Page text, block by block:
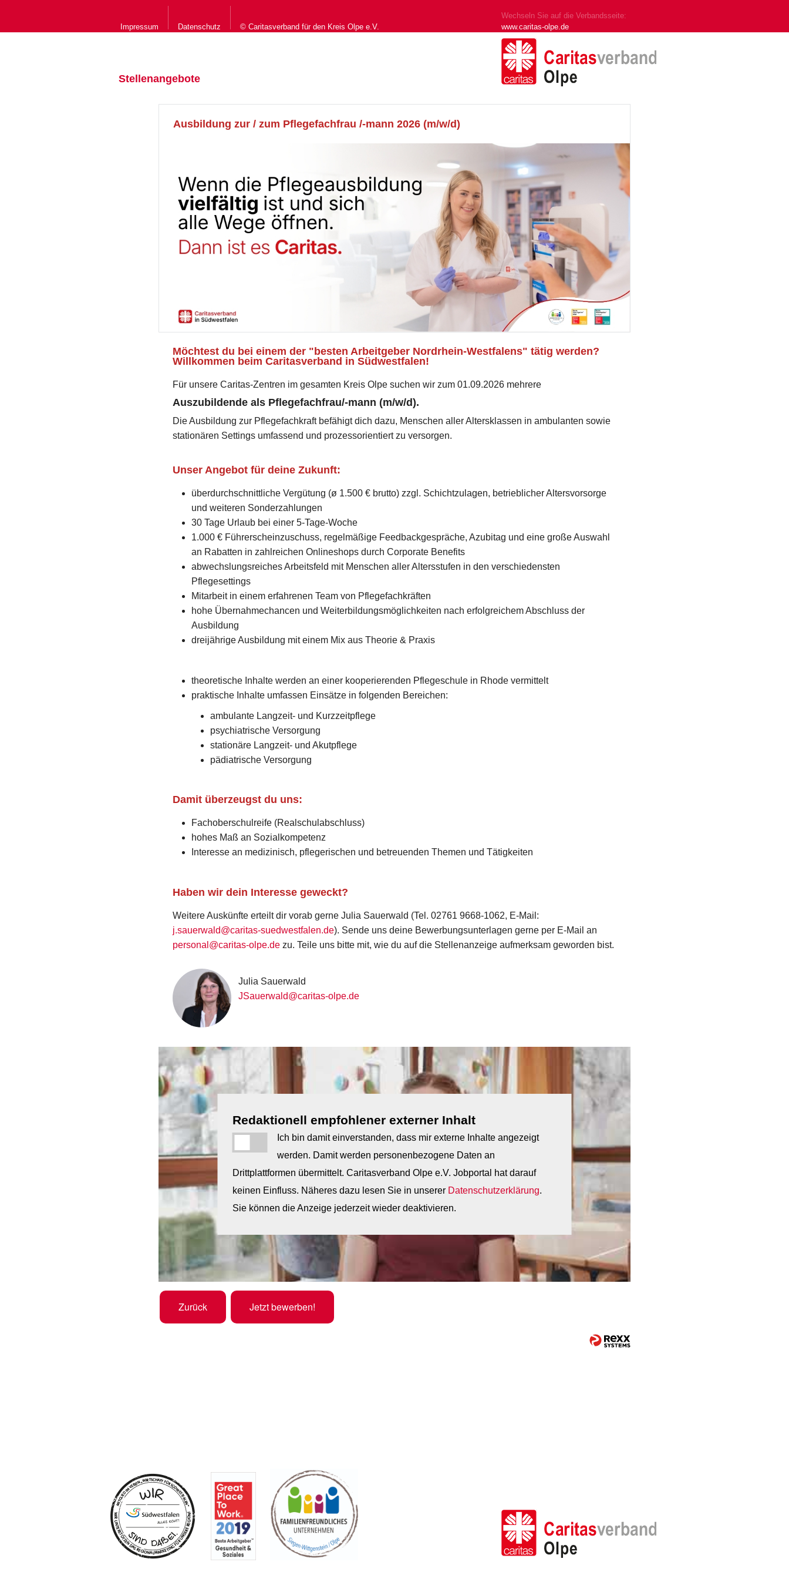
Impressum Datenschutz © Caritasverband für den Kreis Olpe e.V.
Wechseln Sie auf die Verbandsseite:
www.caritas-olpe.de
Stellenangebote
Ausbildung zur / zum Pflegefachfrau /-mann 2026 (m/w/d)
Möchtest du bei einem der "besten Arbeitgeber Nordrhein-Westfalens" tätig werden?
Willkommen beim Caritasverband in Südwestfalen!
Für unsere Caritas-Zentren im gesamten Kreis Olpe suchen wir zum 01.09.2026 mehrere
Auszubildende als Pflegefachfrau/-mann (m/w/d).
Die Ausbildung zur Pflegefachkraft befähigt dich dazu, Menschen aller Altersklassen in ambulanten sowie
stationären Settings umfassend und prozessorientiert zu versorgen.
Unser Angebot für deine Zukunft:
überdurchschnittliche Vergütung (ø 1.500 € brutto) zzgl. Schichtzulagen, betrieblicher Altersvorsorge
und weiteren Sonderzahlungen
30 Tage Urlaub bei einer 5-Tage-Woche
1.000 € Führerscheinzuschuss, regelmäßige Feedbackgespräche, Azubitag und eine große Auswahl
an Rabatten in zahlreichen Onlineshops durch Corporate Benefits
abwechslungsreiches Arbeitsfeld mit Menschen aller Altersstufen in den verschiedensten
Pflegesettings
Mitarbeit in einem erfahrenen Team von Pflegefachkräften
hohe Übernahmechancen und Weiterbildungsmöglichkeiten nach erfolgreichem Abschluss der
Ausbildung
dreijährige Ausbildung mit einem Mix aus Theorie & Praxis
theoretische Inhalte werden an einer kooperierenden Pflegeschule in Rhode vermittelt
praktische Inhalte umfassen Einsätze in folgenden Bereichen:
ambulante Langzeit- und Kurzzeitpflege
psychiatrische Versorgung
stationäre Langzeit- und Akutpflege
pädiatrische Versorgung
Damit überzeugst du uns:
Fachoberschulreife (Realschulabschluss)
hohes Maß an Sozialkompetenz
Interesse an medizinisch, pflegerischen und betreuenden Themen und Tätigkeiten
Haben wir dein Interesse geweckt?
Weitere Auskünfte erteilt dir vorab gerne Julia Sauerwald (Tel. 02761 9668-1062, E-Mail:
j.sauerwald@caritas-suedwestfalen.de). Sende uns deine Bewerbungsunterlagen gerne per E-Mail an
personal@caritas-olpe.de zu. Teile uns bitte mit, wie du auf die Stellenanzeige aufmerksam geworden bist.
Julia Sauerwald
JSauerwald@caritas-olpe.de
Redaktionell empfohlener externer Inhalt
Ich bin damit einverstanden, dass mir externe Inhalte angezeigt
werden. Damit werden personenbezogene Daten an
Drittplattformen übermittelt. Caritasverband Olpe e.V. Jobportal hat darauf
keinen Einfluss. Näheres dazu lesen Sie in unserer Datenschutzerklärung.
Sie können die Anzeige jederzeit wieder deaktivieren.
Zurück Jetzt bewerben!